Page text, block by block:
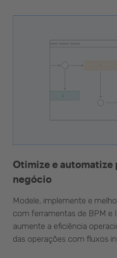
Otimize e automatize
negócio
Modele, implemente e
com ferramentas de BPM e
aumente a eficiência
das operações com fluxos